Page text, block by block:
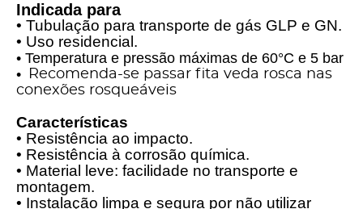
Indicada para
• Tubulação para transporte de gás GLP e GN.
• Uso residencial.
• Temperatura e pressão máximas de 60°C e 5 bar
•
Recomenda-se passar fita veda rosca nas
conexões rosqueáveis
Características
• Resistência ao impacto.
• Resistência à corrosão química.
• Material leve: facilidade no transporte e
montagem.
• Instalação limpa e segura por não utilizar